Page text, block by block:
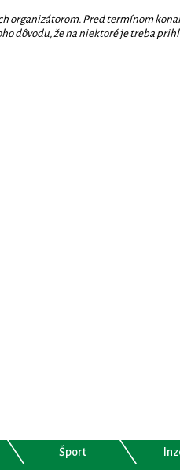
organizátorom. Pred termínom
dôvodu, že na niektoré je treba
Šport